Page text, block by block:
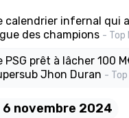
calendrier infernal qui
des champions - Top
PSG prêt à lâcher 100
Jhon Duran -
6 novembre 2024